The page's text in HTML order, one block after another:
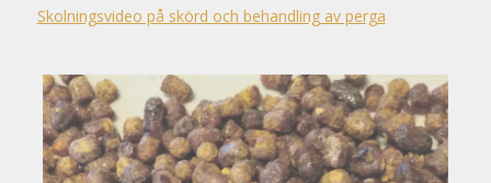
Skolningsvideo på skörd och behandling av perga